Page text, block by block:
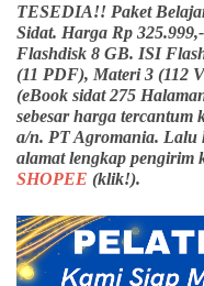
TESEDIA!! Paket
Sidat. Harga Rp
Flashdisk 8 GB. ISI
(11 PDF), Materi 3 (112
(eBook sidat 275
sebesar harga tercantum
a/n. PT Agromania. Lalu
alamat lengkap pengirim
SHOPEE (klik!).